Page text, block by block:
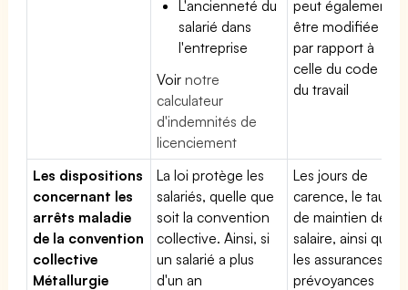
L'ancienneté du
salarié dans
l'entreprise
Voirnotre
calculateur
d'indemnités de
licenciement
peut également
être modifiée
par rapport à
celle du code
du travail
Les dispositions
concernant les
arrêts maladie
de la convention
collective
Métallurgie
La loi protège les
salariés, quelle que
soit la convention
collective. Ainsi, si
un salarié a plus
d'un an
Les jours de
carence, le taux
de maintien de
salaire, ainsi que
les assurances
prévoyances